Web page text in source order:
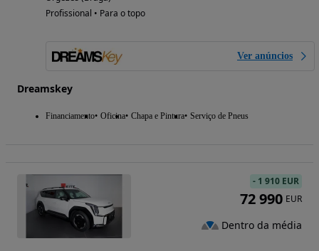
Profissional • Para o topo
Ver anúncios
Dreamskey
Financiamento Oficina Chapa e Pintura Serviço de Pneus
- 1 910 EUR
72 990 EUR
Dentro da média